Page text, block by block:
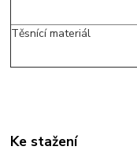
Těsnící materiál
Ke stažení